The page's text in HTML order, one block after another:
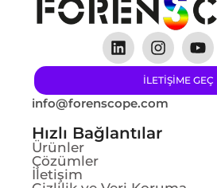
ILETIŞIME GEÇ
info@forenscope.com
Hızlı Bağlantılar
Ürünler
Çözümler
İletişim